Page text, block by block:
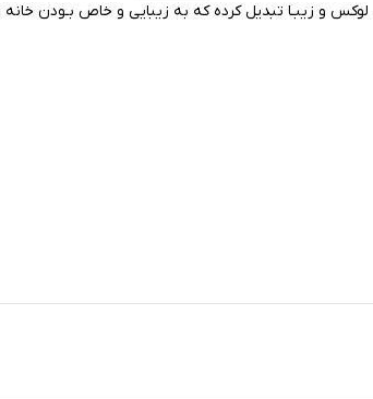
زیبـا تبدیل کرده که به زیبایی و خاص بـودن خانه